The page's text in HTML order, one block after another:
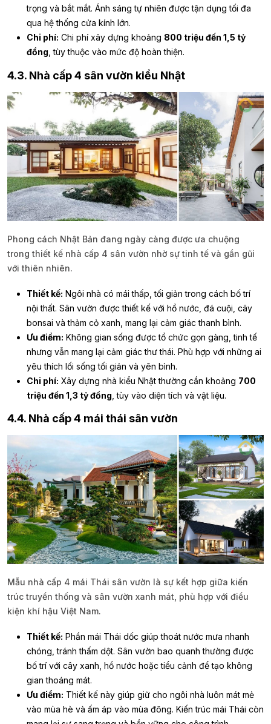
trọng và bắt mắt. Ánh sáng tự nhiên được tận dụng tối đa
qua hệ thống cửa kính lớn.
Chi phí: Chi phí xây dựng khoảng 800 triệu đến 1,5 tỷ
đồng , tùy thuộc vào mức độ hoàn thiện.
4.3. Nhà cấp 4 sân vườn kiểu Nhật
Phong cách Nhật Bản đang ngày càng được ưa chuộng
trong thiết kế nhà cấp 4 sân vườn nhờ sự tinh tế và gần gũi
với thiên nhiên.
Thiết kế: Ngôi nhà có mái thấp, tối giản trong cách bố trí
nội thất. Sân vườn được thiết kế với hồ nước, đá cuội, cây
bonsai và thảm cỏ xanh, mang lại cảm giác thanh bình.
Ưu điểm: Không gian sống được tổ chức gọn gàng, tinh tế
nhưng vẫn mang lại cảm giác thư thái. Phù hợp với những ai
yêu thích lối sống tối giản và yên bình.
Chi phí: Xây dựng nhà kiểu Nhật thường cần khoảng 700
triệu đến 1,3 tỷ đồng , tùy vào diện tích và vật liệu.
4.4. Nhà cấp 4 mái thái sân vườn
Mẫu nhà cấp 4 mái Thái sân vườn là sự kết hợp giữa kiến
trúc truyền thống và sân vườn xanh mát, phù hợp với điều
kiện khí hậu Việt Nam.
Thiết kế: Phần mái Thái dốc giúp thoát nước mưa nhanh
chóng, tránh thấm dột. Sân vườn bao quanh thường được
bố trí với cây xanh, hồ nước hoặc tiểu cảnh để tạo không
gian thoáng mát.
Ưu điểm: Thiết kế này giúp giữ cho ngôi nhà luôn mát mẻ
vào mùa hè và ấm áp vào mùa đông. Kiến trúc mái Thái còn